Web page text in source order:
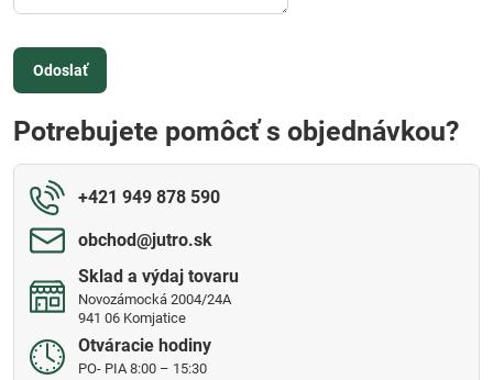
Odoslať
Potrebujete pomôcť s objednávkou?
+421 949 878 590
obchod​@jutro​.sk
Sklad a výdaj tovaru
Novozámocká 2004/24A
941 06 Komjatice
Otváracie hodiny
PO- PIA 8:00 – 15:30